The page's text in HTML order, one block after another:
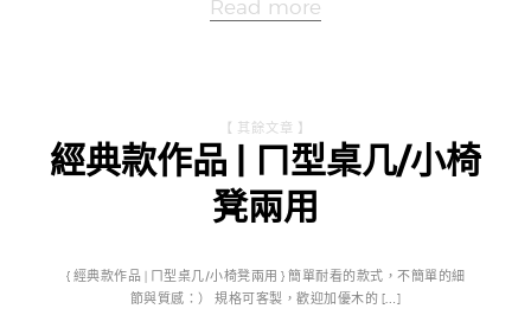
Read more
【 其餘文章 】
經典款作品 | ㄇ型桌几/小椅
凳兩用
{ 經典款作品 | ㄇ型桌几/小椅凳兩用 } 簡單耐看的款式，不簡單的細
節與質感：） 規格可客製，歡迎加優木的 […]